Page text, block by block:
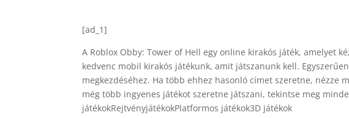
[ad_1]
A Roblox Obby: Tower of Hell egy online kirakós játék, amelyet
kedvenc mobil kirakós játékunk, amit játszanunk kell.
megkezdéséhez. Ha több ehhez hasonló címet szeretne, nézze
még több ingyenes játékot szeretne játszani, tekintse meg
játékokRejtvényjátékokPlatformos játékok3D játékok